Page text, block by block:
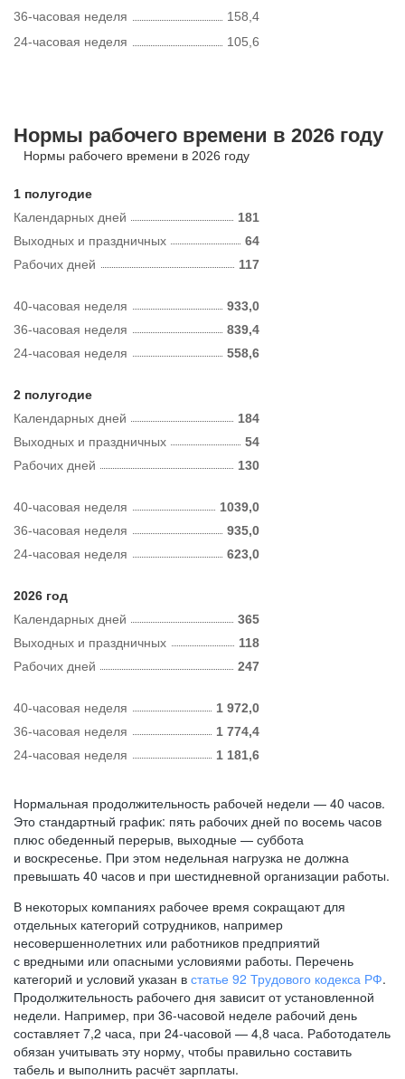
36-часовая неделя
158,4
24-часовая неделя
105,6
Нормы рабочего времени в 2026 году
Нормы рабочего времени в 2026 году
1 полугодие
Календарных дней
181
Рабочих дней 117
Выходных и праздничных 64
40-часовая неделя
933,0
36-часовая неделя
839,4
24-часовая неделя
558,6
2 полугодие
Календарных дней
184
Рабочих дней 130
Выходных и праздничных 54
40-часовая неделя
1039,0
36-часовая неделя
935,0
24-часовая неделя
623,0
2026 год
Календарных дней
365
Рабочих дней 247
Выходных и праздничных 118
40-часовая неделя
1 972,0
36-часовая неделя
1 774,4
24-часовая неделя
1 181,6
Нормальная продолжительность рабочей недели — 40 часов.
Это стандартный график: пять рабочих дней по восемь часов
плюс обеденный перерыв, выходные — суббота
и воскресенье. При этом недельная нагрузка не должна
превышать 40 часов и при шестидневной организации работы.
В некоторых компаниях рабочее время сокращают для
отдельных категорий сотрудников, например
несовершеннолетних или работников предприятий
с вредными или опасными условиями работы. Перечень
категорий и условий указан в статье 92 Трудового кодекса РФ.
Продолжительность рабочего дня зависит от установленной
недели. Например, при 36-часовой неделе рабочий день
составляет 7,2 часа, при 24-часовой — 4,8 часа. Работодатель
обязан учитывать эту норму, чтобы правильно составить
табель и выполнить расчёт зарплаты.